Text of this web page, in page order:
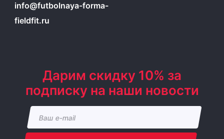
info@futbolnaya-forma-
fieldfit.ru
Дарим скидку 10% за
подписку на наши новости